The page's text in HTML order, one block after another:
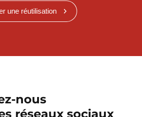
une réutilisation
nous
réseaux sociaux